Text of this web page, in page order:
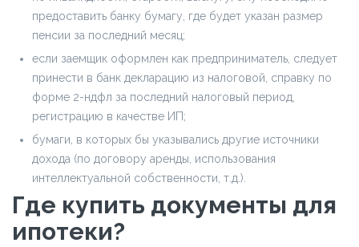
предоставить банку бумагу, где будет указан размер
пенсии за последний месяц;
если заемщик оформлен как предприниматель, следует
принести в банк декларацию из налоговой, справку по
форме 2-ндфл за последний налоговый период,
регистрацию в качестве ИП;
бумаги, в которых бы указывались другие источники
дохода (по договору аренды, использования
интеллектуальной собственности, т.д.).
Где купить документы для
ипотеки?